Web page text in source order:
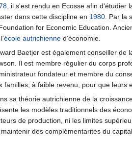
, il s'est rendu en Ecosse afin d'étudier
dans cette discipline en 1980. Par la
for Economic Education.
école autrichienne d'économie.
Baetjer est également conseiller de
Il est membre régulier du corps
fondateur et membre du
familles, à faible revenu, pour que leurs
sa théorie autrichienne de la
les modèles traditionnels des
de production, ni les limites
des complémentarités du